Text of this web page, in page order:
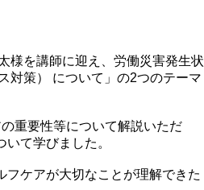
を講師に迎え、労働災害発生状
対策） について」の2つのテーマ
重要性等について解説いただ
て学びました。
ケアが大切なことが理解できた